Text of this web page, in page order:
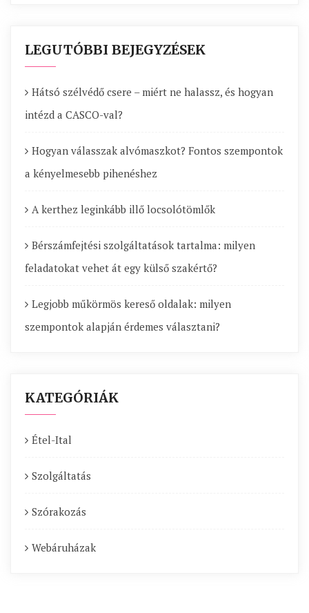
LEGUTÓBBI BEJEGYZÉSEK
Hátsó szélvédő csere – miért ne halassz, és hogyan
intézd a CASCO-val?
Hogyan válasszak alvómaszkot? Fontos szempontok
a kényelmesebb pihenéshez
A kerthez leginkább illő locsolótömlők
Bérszámfejtési szolgáltatások tartalma: milyen
feladatokat vehet át egy külső szakértő?
Legjobb műkörmös kereső oldalak: milyen
szempontok alapján érdemes választani?
KATEGÓRIÁK
Étel-Ital
Szolgáltatás
Szórakozás
Webáruházak